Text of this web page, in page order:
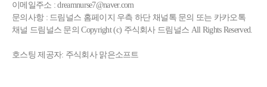
이메일주소 : dreamnurse7@naver.com
문의사항 : 드림널스 홈페이지 우측 하단 채널톡 문의 또는 카카오톡
채널 드림널스 문의 Copyright (c) 주식회사 드림널스 All Rights Reserved.
호스팅 제공자: 주식회사 맑은소프트